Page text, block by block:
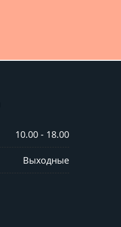
10.00 - 18.00
Выходные